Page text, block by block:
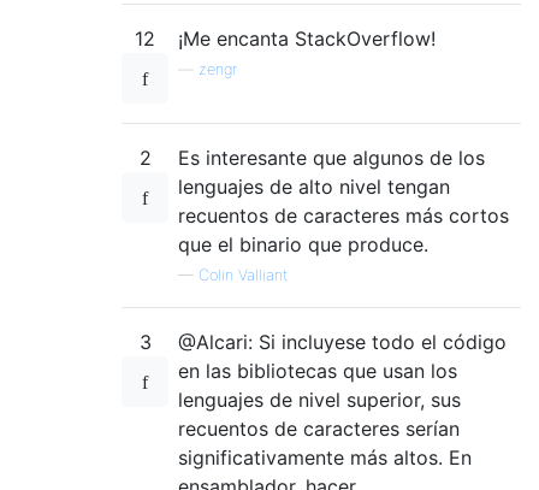
    imul al
    add ax,si
    cmp ax,di
    mov al,32
    add bp,2
  y:int 29h
    dec cl
    jnz c
    mov al,bl
    mov al,13
    int 29h
    sub ch,2
    jnc x
    mov ax,bp
    cwd
    mov cl,7
12 ¡Me encanta StackOverflow!
zengr
2
Es interesante que algunos de los
lenguajes de alto nivel tengan
recuentos de caracteres más cortos
que el binario que produce.
— Colin Valliant
3
@Alcari: Si incluyese todo el código
en las bibliotecas que usan los
lenguajes de nivel superior, sus
recuentos de caracteres serían
significativamente más altos. En